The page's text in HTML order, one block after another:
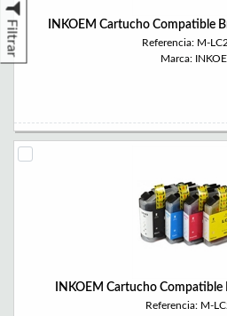
Filtrar INKOEM Cartucho Compatible
Referencia: M-
Marca:
INKOEM Cartucho Compatible
Referencia: M-